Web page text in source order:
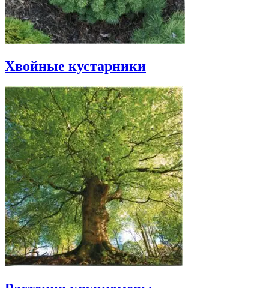
Хвойные кустарники